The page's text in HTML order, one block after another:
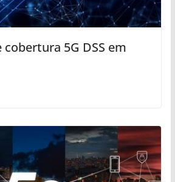
5G DSS em